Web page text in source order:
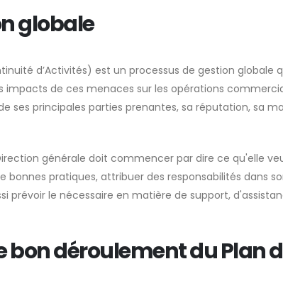
globale
d’Activités) est un processus de gestion globale
impacts de ces menaces sur les opérations
ses principales parties prenantes, sa réputation, sa
générale doit commencer par dire ce qu'elle
pratiques, attribuer des responsabilités dans
prévoir le nécessaire en matière de support,
bon déroulement du Plan